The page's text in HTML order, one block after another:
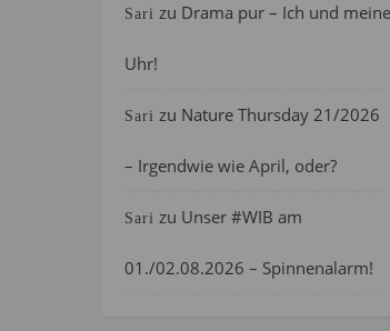
Sari zu Drama pur – Ich und meine
Uhr!
Sari zu Nature Thursday 21/2026
– Irgendwie wie April, oder?
Sari zu Unser #WIB am
01./02.08.2026 – Spinnenalarm!